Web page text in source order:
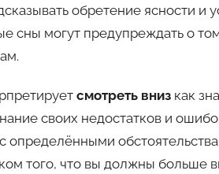
обретение ясности и
сны могут предупреждать о
смотреть вниз как
своих недостатков и
определёнными
того, что вы должны больше